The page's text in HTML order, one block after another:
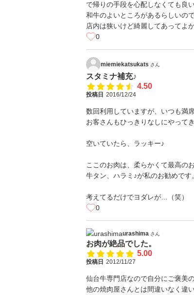
で帰りの手段を心配しなくても良い
和牛のよいところがあるらしいの
店内は狭いけど綺麗してあってよ
0
miemiekatsukats さん
スタミナ補充♪
4.50
投稿日 2016/12/24
数回利用していますが、いつも満席
お客さんもひっきりなしにやってき
空いていたら、ラッキー♪
ここのお肉は、柔らかくて最高のお
牛タン、ハラミ♪が私のお勧めです。
考えてるだけでヨダレが…（笑）
0
urashima さん
お肉が絶品でした。
5.00
投稿日 2012/11/27
仙台牛専門店なので自分にご褒美
他の焼肉屋さんとは間違いなく違い